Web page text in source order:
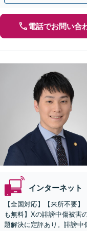
電話でお問い合
インターネット
【全国対応】【来所不要
も無料】Xの誹謗中傷被害
題解決に定評あり。誹謗